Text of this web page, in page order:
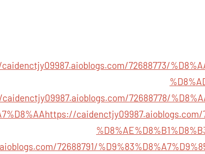
72688773/
72688778/
https://caidenctjy09987.aioblogs.com/
72688791/